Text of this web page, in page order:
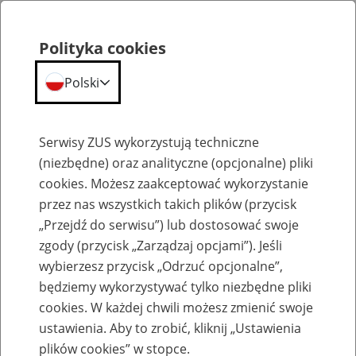
Emerytury
Baza zlikwidowanych lub
przekształconych zakładów pracy
Polityka cookies
Polski
Serwisy ZUS wykorzystują techniczne
(niezbędne) oraz analityczne (opcjonalne) pliki
cookies. Możesz zaakceptować wykorzystanie
przez nas wszystkich takich plików (przycisk
„Przejdź do serwisu”) lub dostosować swoje
zgody (przycisk „Zarządzaj opcjami”). Jeśli
wybierzesz przycisk „Odrzuć opcjonalne”,
będziemy wykorzystywać tylko niezbędne pliki
cookies. W każdej chwili możesz zmienić swoje
ustawienia. Aby to zrobić, kliknij „Ustawienia
plików cookies” w stopce.